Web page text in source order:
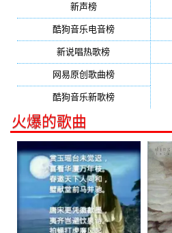
新声榜
酷狗音乐电音榜
新说唱热歌榜
网易原创歌曲榜
酷狗音乐新歌榜
火爆的歌曲